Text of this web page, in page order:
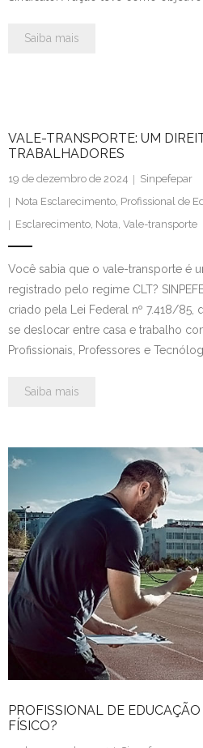
Saiba mais
VALE-TRANSPORTE: UM
TRABALHADORES
19 de dezembro de 2024
Sinpefepar
Nota Esclarecimento, Profissional de
Esclarecimento, Nota, Vale-transporte
Você sabia que o vale-transporte é
registrado pelo regime CLT?
criado pela Lei Federal nº 7.418/
se deslocar entre casa e trabalho
Profissionais, Professores e
Saiba mais
PROFISSIONAL DE
FÍSICO?